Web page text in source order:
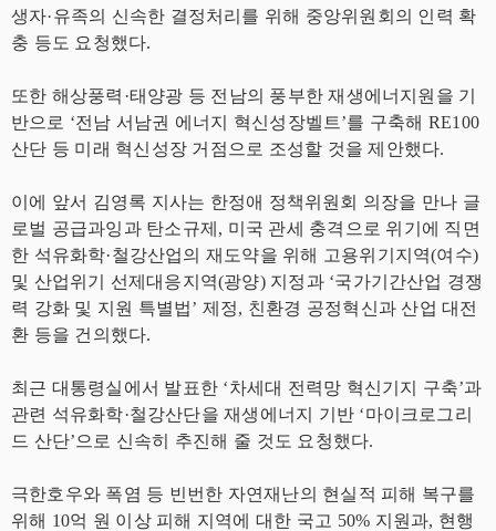
생자·유족의 신속한 결정처리를 위해 중앙위원회의 인력 확
충 등도 요청했다.
또한 해상풍력·태양광 등 전남의 풍부한 재생에너지원을 기
반으로 ‘전남 서남권 에너지 혁신성장벨트’를 구축해 RE100
산단 등 미래 혁신성장 거점으로 조성할 것을 제안했다.
이에 앞서 김영록 지사는 한정애 정책위원회 의장을 만나 글
로벌 공급과잉과 탄소규제, 미국 관세 충격으로 위기에 직면
한 석유화학·철강산업의 재도약을 위해 고용위기지역(여수)
및 산업위기 선제대응지역(광양) 지정과 ‘국가기간산업 경쟁
력 강화 및 지원 특별법’ 제정, 친환경 공정혁신과 산업 대전
환 등을 건의했다.
최근 대통령실에서 발표한 ‘차세대 전력망 혁신기지 구축’과
관련 석유화학·철강산단을 재생에너지 기반 ‘마이크로그리
드 산단’으로 신속히 추진해 줄 것도 요청했다.
극한호우와 폭염 등 빈번한 자연재난의 현실적 피해 복구를
위해 10억 원 이상 피해 지역에 대한 국고 50% 지원과, 현행